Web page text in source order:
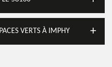
VERTS À IMPHY